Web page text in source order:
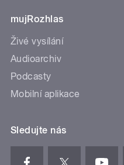
mujRozhlas
Živé vysílání
Audioarchiv
Podcasty
Mobilní aplikace
Sledujte nás